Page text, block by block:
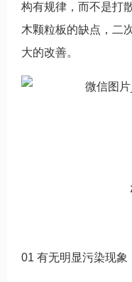
构有规律，而不是打
木颗粒板的缺点，二
大的改善。
01 有无明显污染现象